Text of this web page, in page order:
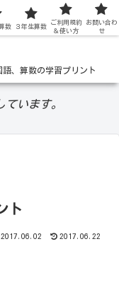
リル
、算数の学習プリント
います。
ト
2017.06.02 2017.06.22
数 ３年生算数
ご利用規約
＆使い方
お問い合わ
せ